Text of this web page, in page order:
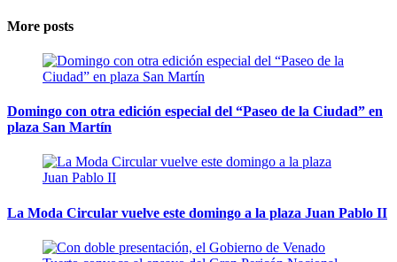
More posts
Domingo con otra edición especial del “Paseo de la Ciudad” en
plaza San Martín
La Moda Circular vuelve este domingo a la plaza Juan Pablo II